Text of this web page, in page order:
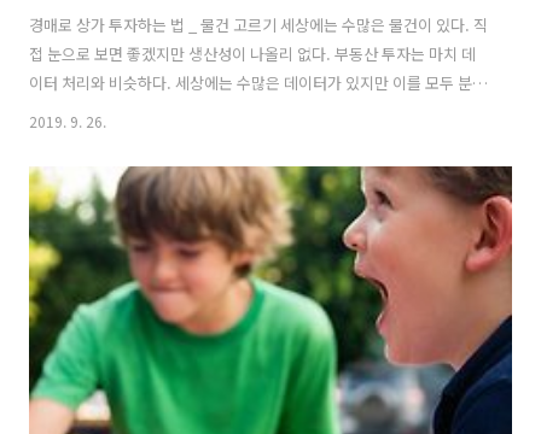
경매로 상가 투자하는 법 _ 물건 고르기 세상에는 수많은 물건이 있다. 직
접 눈으로 보면 좋겠지만 생산성이 나올리 없다. 부동산 투자는 마치 데
이터 처리와 비슷하다. 세상에는 수많은 데이터가 있지만 이를 모두 분석
에 쓸 수는 없기 때문이다. 데이터도 상가도 전처리가 필요하다. 상가를
선’ 분석 직접 방문 유효수요는 해당 상가를 이용해 매출에 기여할 수 있
는 가구수를 뜻한다. 주동선은 유효수요에 포함된 사람들이 매일 왔다갔
다하는 길을 뜻한다. 유효수요 분석 소비성향 해당 물건의 배후에 어떤
주거 형태 주로 형성되어 있는지 확인한다. 아파트는 가족 위주, 원거리
소비를 하며, 오피스텔은 젊은 층 위주의 1인 가구, 근거리 소비를 한다.
..
2019. 9. 26.